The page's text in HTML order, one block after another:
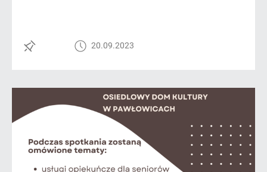
20.09.2023